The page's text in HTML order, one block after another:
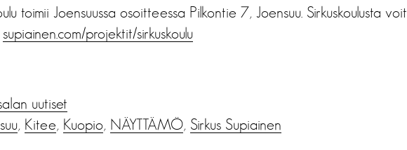
toimii Joensuussa osoitteessa Pilkontie 7, Joensuu. Sirkuskoulusta voit
supiainen.com/projektit/sirkuskoulu
uutiset
, Kitee, Kuopio, NÄYTTÄMÖ, Sirkus Supiainen